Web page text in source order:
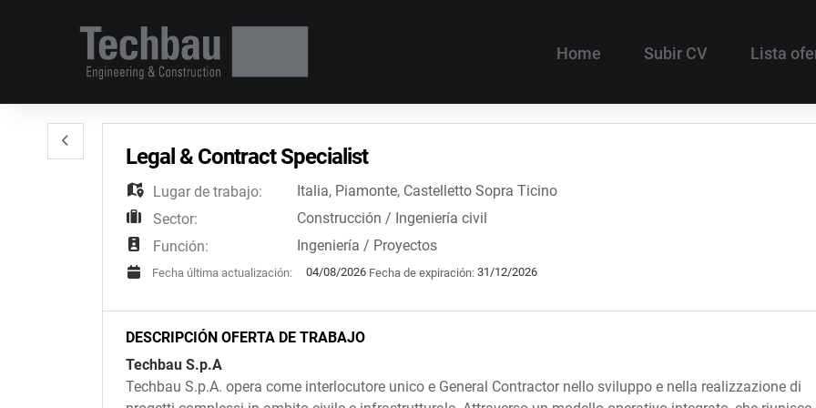
Home Subir CV Lista
Legal & Contract Specialist
Lugar de trabajo: Italia, Piamonte, Castelletto Sopra Ticino
Sector:
Construcción / Ingeniería civil
Función:
Ingeniería / Proyectos
Fecha última actualización: 04/08/2026 Fecha de expiración: 31/12/2026
DESCRIPCIÓN OFERTA DE TRABAJO
Techbau S.p.A
Techbau S.p.A. opera come interlocutore unico e General Contractor nello sviluppo e nella realizzazione di